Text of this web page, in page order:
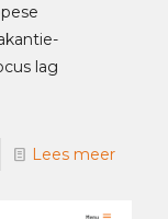
lag
Lees meer